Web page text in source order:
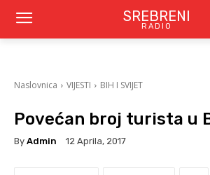
SREBRENI
RADIO
Naslovnica VIJESTI BIH I SVIJET
Povećan broj turista u
By Admin 12 Aprila, 2017